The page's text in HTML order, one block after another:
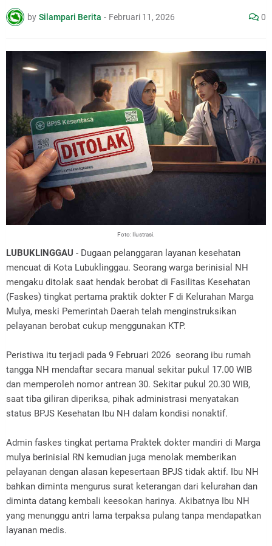
by Silampari Berita - Februari 11, 2026 0
Foto: Ilustrasi.
LUBUKLINGGAU - Dugaan pelanggaran layanan kesehatan
mencuat di Kota Lubuklinggau. Seorang warga berinisial NH
mengaku ditolak saat hendak berobat di Fasilitas Kesehatan
(Faskes) tingkat pertama praktik dokter F di Kelurahan Marga
Mulya, meski Pemerintah Daerah telah menginstruksikan
pelayanan berobat cukup menggunakan KTP.
‎Peristiwa itu terjadi pada 9 Februari 2026 seorang ibu rumah
tangga NH mendaftar secara manual sekitar pukul 17.00 WIB
dan memperoleh nomor antrean 30. Sekitar pukul 20.30 WIB,
saat tiba giliran diperiksa, pihak administrasi menyatakan
status BPJS Kesehatan Ibu NH dalam kondisi nonaktif.
‎Admin faskes tingkat pertama Praktek dokter mandiri di Marga
mulya berinisial RN kemudian juga menolak memberikan
pelayanan dengan alasan kepesertaan BPJS tidak aktif. Ibu NH
bahkan diminta mengurus surat keterangan dari kelurahan dan
diminta datang kembali keesokan harinya. Akibatnya Ibu NH
yang menunggu antri lama terpaksa pulang tanpa mendapatkan
layanan medis.